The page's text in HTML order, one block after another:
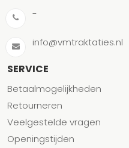
-
info@vmtraktaties.nl
SERVICE
Betaalmogelijkheden
Retourneren
Veelgestelde vragen
Openingstijden